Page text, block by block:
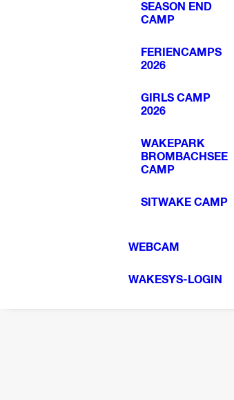
SEASON END
CAMP
FERIENCAMPS
2026
GIRLS CAMP
2026
WAKEPARK
BROMBACHSEE
CAMP
SITWAKE CAMP
WEBCAM
WAKESYS-LOGIN